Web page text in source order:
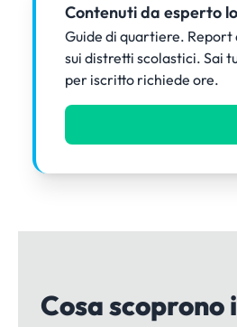
Contenuti da esperto
Guide di quartiere.
sui distretti scolastici. Sai
per iscritto richiede ore.
Cosa scoprono